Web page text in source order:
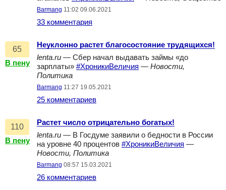
Barmang 11:02 09.06.2021
33 комментария
65
В пену
Неуклонно растет благосостояние трудящихся!
lenta.ru — Сбер начал выдавать займы «до
зарплаты» #ХроникиВеличия — Новости,
Политика
Barmang 11:27 19.05.2021
25 комментариев
110
В пену
Растет число отрицательно богатых!
lenta.ru — В Госдуме заявили о бедности в России
на уровне 40 процентов #ХроникиВеличия —
Новости, Политика
Barmang 08:57 15.03.2021
26 комментариев